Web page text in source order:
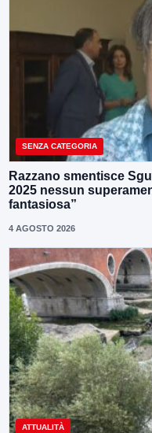
SENZA CATEGORIA
Razzano smentisce
2025 nessun
fantasiosa”
4 AGOSTO 2026
ATTUALITÀ